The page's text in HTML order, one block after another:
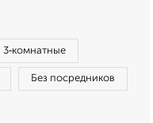
3‑комнатные
Без посредников